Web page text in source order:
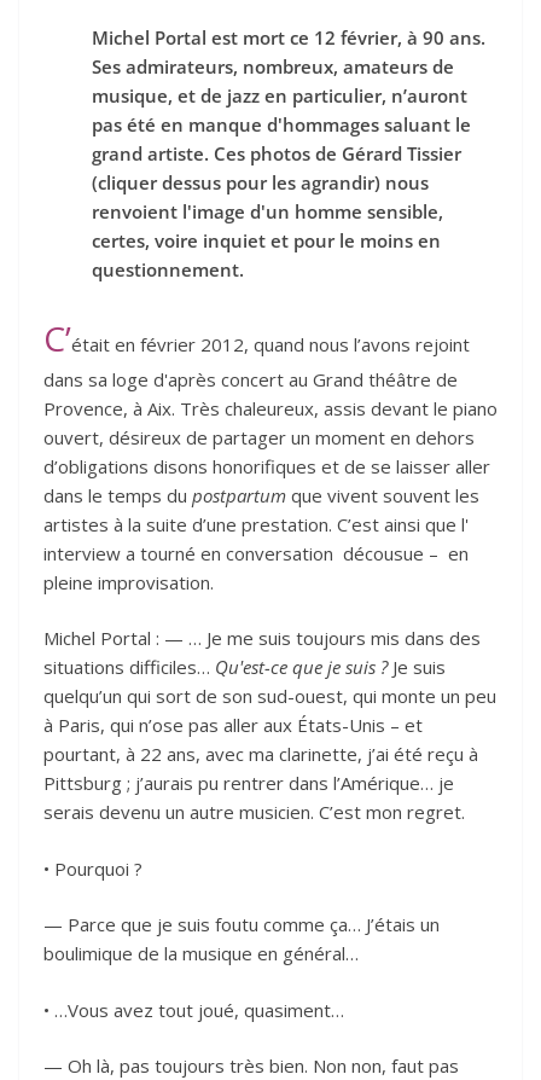
Michel Portal est mort ce 12 février, à 90 ans.
Ses admirateurs, nombreux, amateurs de
musique, et de jazz en particulier, n’auront
pas été en manque d'hommages saluant le
grand artiste. Ces photos de Gérard Tissier
(cliquer dessus pour les agrandir) nous
renvoient l'image d'un homme sensible,
certes, voire inquiet et pour le moins en
questionnement.
C’était en février 2012, quand nous l’avons rejoint
dans sa loge d'après concert au Grand théâtre de
Provence, à Aix. Très chaleureux, assis devant le piano
ouvert, désireux de partager un moment en dehors
d’obligations disons honorifiques et de se laisser aller
dans le temps du postpartum que vivent souvent les
artistes à la suite d’une prestation. C’est ainsi que l'
interview a tourné en conversation décousue – en
pleine improvisation.
Michel Portal : — … Je me suis toujours mis dans des
situations difficiles… Qu'est-ce que je suis ?Je suis
quelqu’un qui sort de son sud-ouest, qui monte un peu
à Paris, qui n’ose pas aller aux États-Unis – et
pourtant, à 22 ans, avec ma clarinette, j’ai été reçu à
Pittsburg ; j’aurais pu rentrer dans l’Amérique… je
serais devenu un autre musicien. C’est mon regret.
• Pourquoi ?
— Parce que je suis foutu comme ça… J’étais un
boulimique de la musique en général…
• …Vous avez tout joué, quasiment…
— Oh là, pas toujours très bien. Non non, faut pas